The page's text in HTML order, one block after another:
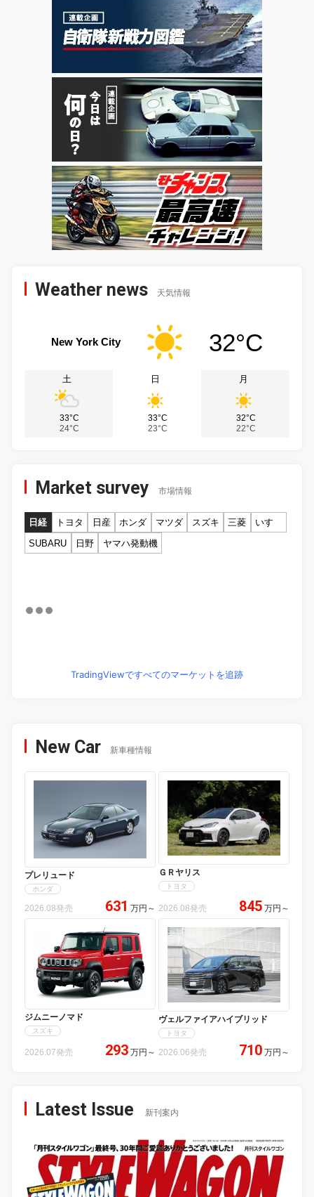
Weather news 天気情報
New York City 32°C
土
33°C
24°C
日
33°C
23°C
月
32°C
22°C
Market survey 市場情報
日経 トヨタ 日産 ホンダ マツダ スズキ 三菱
いすゞ
SUBARU
日野 ヤマハ発動機
TradingViewですべてのマーケットを追跡
New Car 新車種情報
プレリュード
ホンダ
2026.08発売 631 万円 ～
ＧＲヤリス
トヨタ
2026.08発売 845 万円 ～
ジムニーノマド
スズキ
2026.07発売 293 万円 ～
ヴェルファイアハイブリッド
トヨタ
2026.06発売 710 万円 ～
Latest Issue 新刊案内